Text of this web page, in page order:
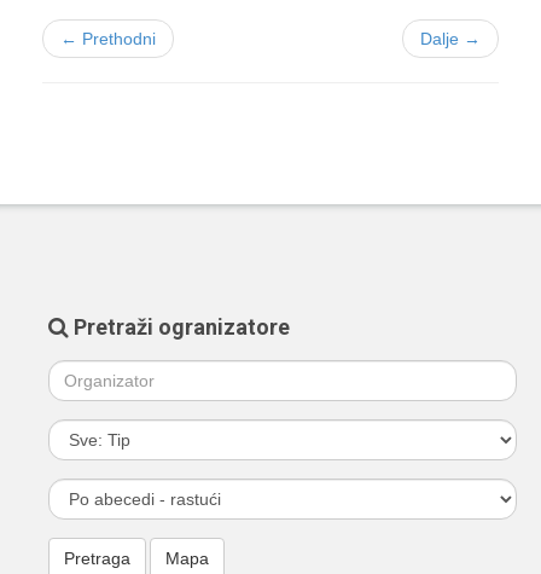
← Prethodni Dalje →
Pretraži ogranizatore